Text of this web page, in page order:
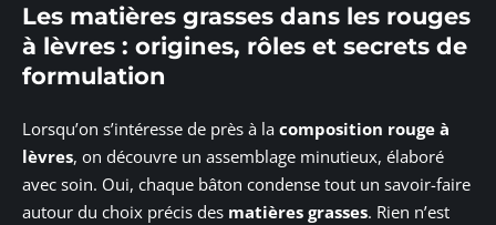
Les matières grasses dans les rouges
à lèvres : origines, rôles et secrets de
formulation
Lorsqu’on s’intéresse de près à la composition rouge à
lèvres, on découvre un assemblage minutieux, élaboré
avec soin. Oui, chaque bâton condense tout un savoir-faire
autour du choix précis des matières grasses. Rien n’est